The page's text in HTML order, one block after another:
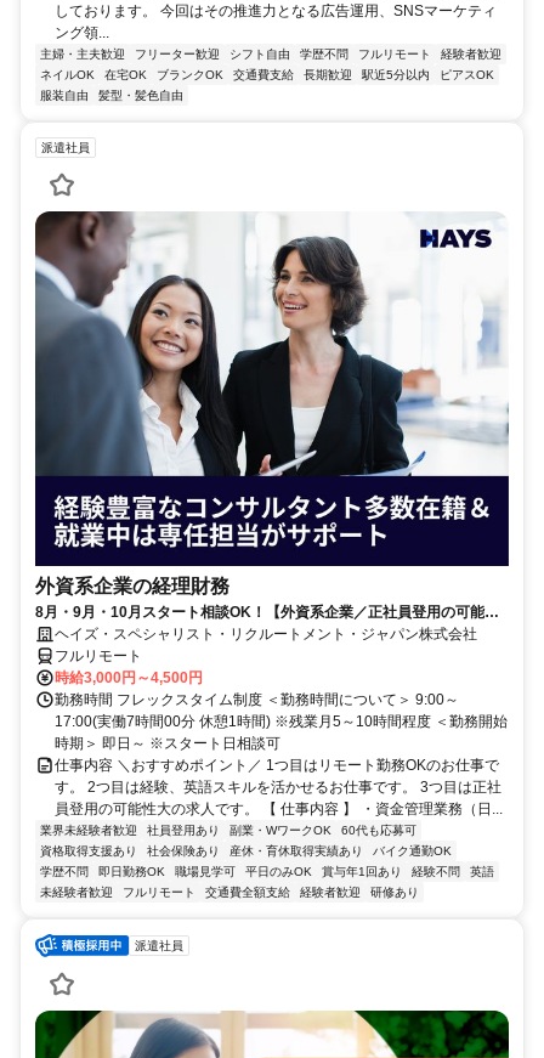
しております。 今回はその推進力となる広告運用、SNSマーケティ
ング領...
主婦・主夫歓迎 フリーター歓迎 シフト自由 学歴不問 フルリモート
経験者歓迎
ネイルOK
在宅OK ブランクOK 交通費支給 長期歓迎 駅近5分以内
ピアスOK
服装自由
髪型・髪色自由
派遣社員
外資系企業の経理財務
8月・9月・10月スタート相談OK！【外資系企業／正社員登用の可能性
大／700万～800万／リモート勤務OK】経理財務
ヘイズ・スペシャリスト・リクルートメント・ジャパン株式会社
フルリモート
時給3,000円～4,500円
勤務時間 フレックスタイム制度 ＜勤務時間について＞ 9:00～
17:00(実働7時間00分 休憩1時間) ※残業月5～10時間程度 ＜勤務開始
時期＞ 即日～ ※スタート日相談可
仕事内容 ＼おすすめポイント／ 1つ目はリモート勤務OKのお仕事で
す。 2つ目は経験、英語スキルを活かせるお仕事です。 3つ目は正社
員登用の可能性大の求人です。 【 仕事内容 】 ・資金管理業務（日...
業界未経験者歓迎 社員登用あり 副業・WワークOK
60代も応募可
資格取得支援あり
社会保険あり 産休・育休取得実績あり
バイク通勤OK
学歴不問
即日勤務OK 職場見学可 平日のみOK 賞与年1回あり 経験不問
英語
未経験者歓迎
フルリモート 交通費全額支給 経験者歓迎 研修あり
派遣社員